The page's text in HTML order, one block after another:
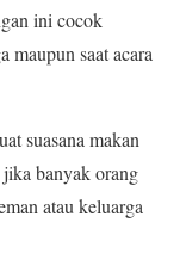
ini cocok
maupun saat acara
suasana makan
banyak orang
atau keluarga